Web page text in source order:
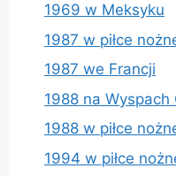
1969 w Meksyku
1987 w piłce
1987 we Francji
1988 na Wyspach
1988 w piłce
1994 w piłce